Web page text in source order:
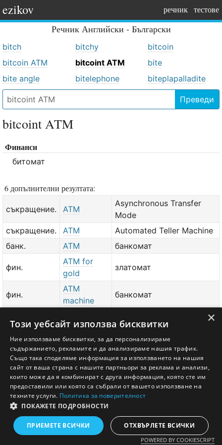
ezikov речник тестове
Речник Английски - Български
bitch bitchy
bitcoin
bitcoin ATM
bitcoint ATM
bite
bite angle
bitelephone biteplapalladite
Преведи
bitcoint ATM
Финанси
битомат
6 допълнителни резултата:
съкращение. ATM
Asynchronous Transfer
Mode
съкращение.
ATM
Automated Teller Machine
банк.
ATM банкомат
фин.
ATM for
gold
златомат
фин.
ATM
machine
банкомат
добави значение или преводтук
Английско - Български речник © Ezikov.com
Условия
Контакти Панел
×
Този уебсайт използва бисквитки
Ние използваме бисквитки, за да персонализираме
съдържанието, рекламите и да анализираме нашия трафик.
Също така споделяме информация за използването на нашия
сайт от ваша страна с нашите партньори за реклама и анализи,
които може да я комбинират с друга информация, която сте им
предоставили или която са събрали от вашето използване на
техните услуги. Политика за поверителност
ПОКАЖЕТЕ ПОДРОБНОСТИ
ПРИЕМЕТЕ ВСИЧКИ ОТХВЪРЛЕТЕ ВСИЧКИ
POWERED BY COOKIESCRIPT